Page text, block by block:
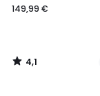
149,99 €
4,1
/